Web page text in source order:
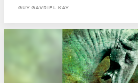
tempête… Tel est le propos ici. Shen Taï, dont la vie
puissants. La...
GUY GAVRIEL KAY